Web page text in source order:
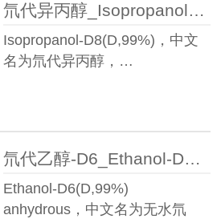
氘代异丙醇_Isopropanol-D8(D,99%)丨22739-76-0
Isopropanol-D8(D,99%)，中文
名为氘代异丙醇，…
氘代乙醇-D6_Ethanol-D6(D,99%)anhydrous丨1516-08-1
Ethanol-D6(D,99%)
anhydrous，中文名为无水氘